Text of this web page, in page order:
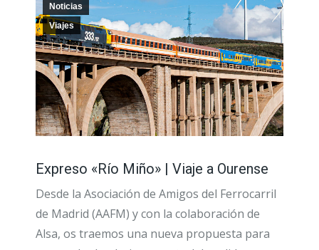
Noticias
Viajes
Expreso «Río Miño» | Viaje a Ourense
Desde la Asociación de Amigos del Ferrocarril
de Madrid (AAFM) y con la colaboración de
Alsa, os traemos una nueva propuesta para